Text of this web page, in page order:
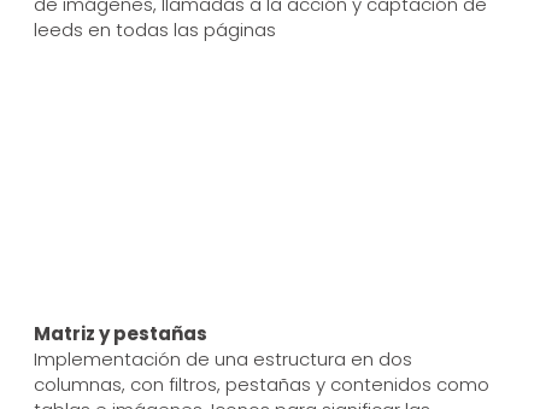
leeds en todas las páginas
Matriz y pestañas
Implementación de una estructura en dos
columnas, con filtros, pestañas y contenidos como